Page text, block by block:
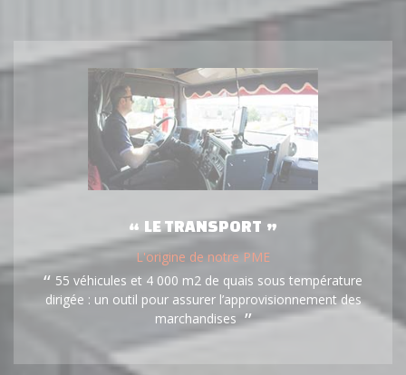
LE TRANSPORT
L'origine de notre PME
55 véhicules et 4 000 m2 de quais sous température
dirigée : un outil pour assurer l’approvisionnement des
marchandises